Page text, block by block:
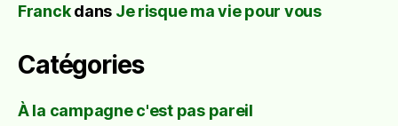
Franckdans Je risque ma vie pour vous
Catégories
À la campagne c'est pas pareil